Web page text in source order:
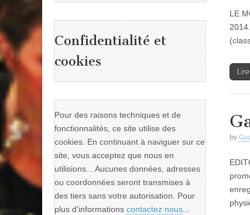
LE
by
Confidentialité et
cookies
Pour des raisons techniques et de
fonctionnalités, ce site utilise des
cookies. En continuant à naviguer sur ce
site, vous acceptez que nous en
utilisions... Aucunes données, adresses
ou coordonnées seront transmises à
des tiers sans votre autorisation. Pour
plus d'informations contactez nous...